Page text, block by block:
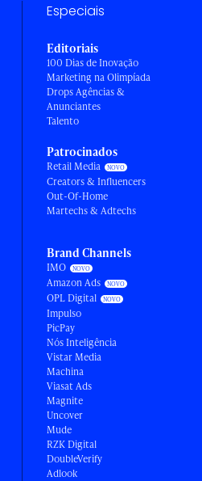
Especiais
Editoriais
100 Dias de Inovação
Marketing na Olimpíada
Drops Agências &
Anunciantes
Talento
Patrocinados
Retail Media
Creators & Influencers
Out-Of-Home
Martechs & Adtechs
Brand Channels
IMO
Amazon Ads
OPL Digital
Impulso
PicPay
Nós Inteligência
Vistar Media
Machina
Viasat Ads
Magnite
Uncover
Mude
RZK Digital
DoubleVerify
Adlook